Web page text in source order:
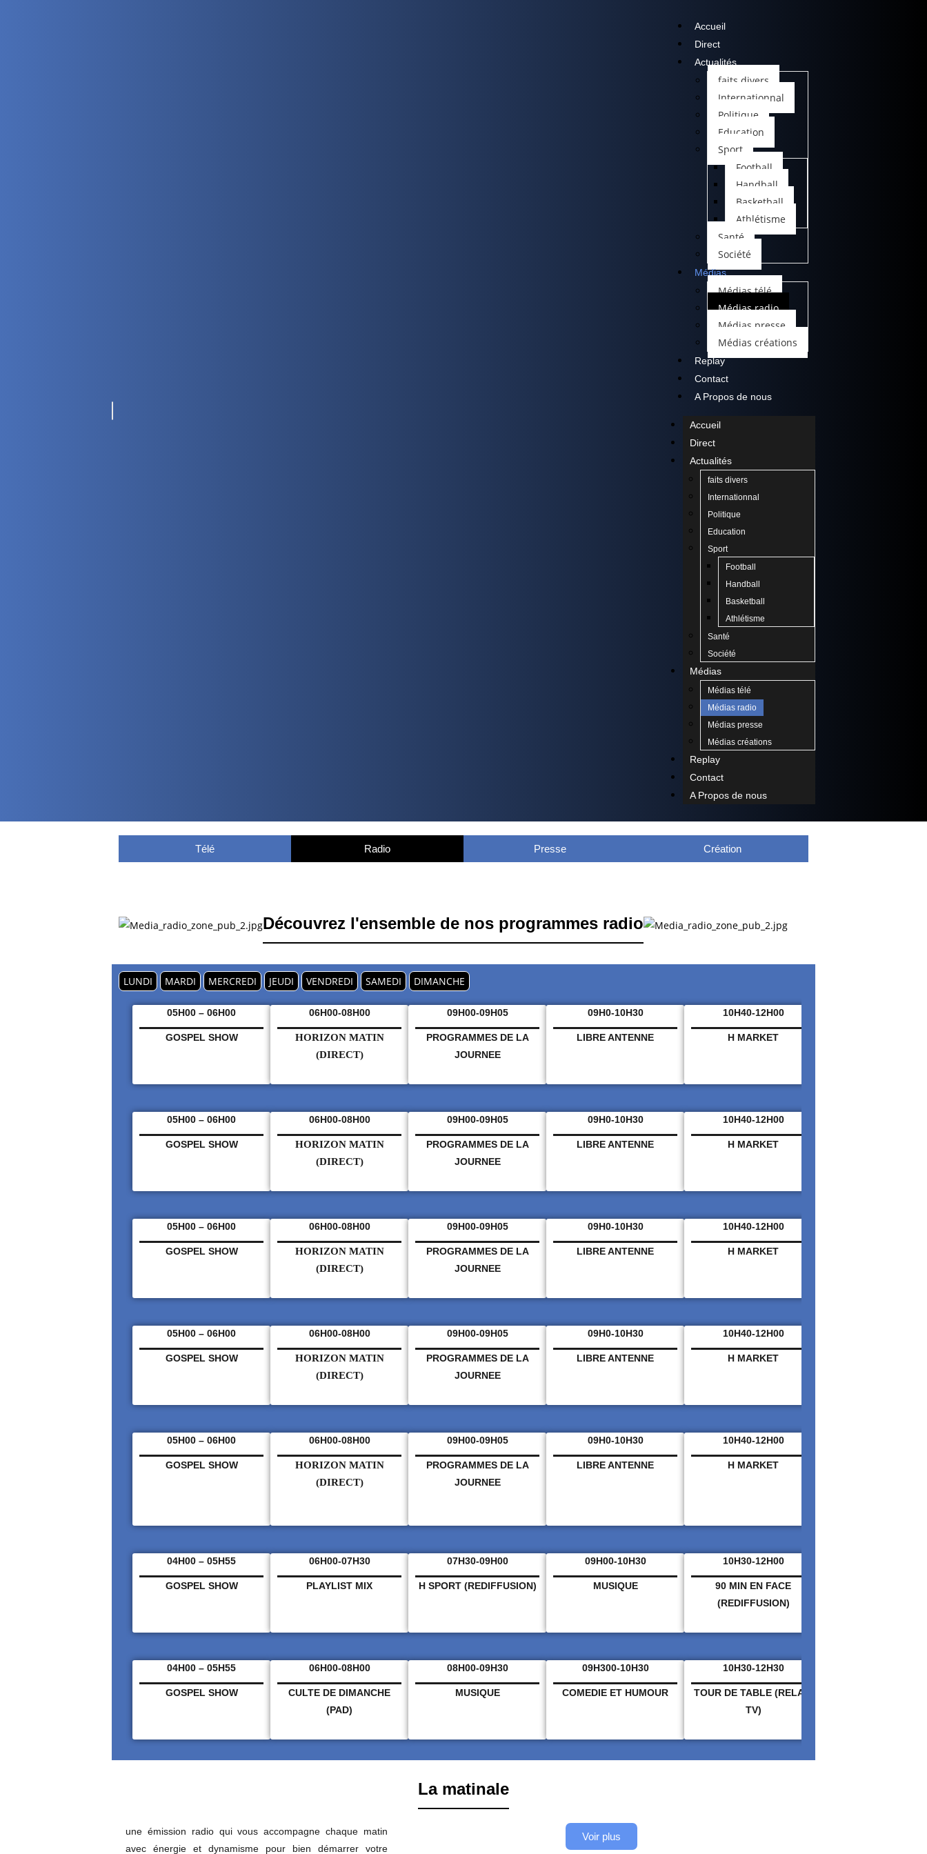
Accueil
Direct
Actualités
faits divers
Internationnal
Politique
Education
Sport
Football
Handball
Basketball
Athlétisme
Santé
Société
Médias
Médias télé
Médias radio
Médias presse
Médias créations
Replay
Contact
A Propos de nous
Accueil
Direct
Actualités
faits divers
Internationnal
Politique
Education
Sport
Football
Handball
Basketball
Athlétisme
Santé
Société
Médias
Médias télé
Médias radio
Médias presse
Médias créations
Replay
Contact
A Propos de nous
Télé Radio Presse Création
Découvrez l'ensemble de nos programmes radio
LUNDI MARDI MERCREDI JEUDI VENDREDI SAMEDI DIMANCHE
05H00 – 06H00
GOSPEL SHOW
06H00-08H00
HORIZON MATIN
(DIRECT)
09H00-09H05
PROGRAMMES DE LA
JOURNEE
09H0-10H30
LIBRE ANTENNE
10H40-12H00
H MARKET
05H00 – 06H00
GOSPEL SHOW
06H00-08H00
HORIZON MATIN
(DIRECT)
09H00-09H05
PROGRAMMES DE LA
JOURNEE
09H0-10H30
LIBRE ANTENNE
10H40-12H00
H MARKET
05H00 – 06H00
GOSPEL SHOW
06H00-08H00
HORIZON MATIN
(DIRECT)
09H00-09H05
PROGRAMMES DE LA
JOURNEE
09H0-10H30
LIBRE ANTENNE
10H40-12H00
H MARKET
05H00 – 06H00
GOSPEL SHOW
06H00-08H00
HORIZON MATIN
(DIRECT)
09H00-09H05
PROGRAMMES DE LA
JOURNEE
09H0-10H30
LIBRE ANTENNE
10H40-12H00
H MARKET
05H00 – 06H00
GOSPEL SHOW
06H00-08H00
HORIZON MATIN
(DIRECT)
09H00-09H05
PROGRAMMES DE LA
JOURNEE
09H0-10H30
LIBRE ANTENNE
10H40-12H00
H MARKET
04H00 – 05H55
GOSPEL SHOW
06H00-07H30
PLAYLIST MIX
07H30-09H00
H SPORT (REDIFFUSION)
09H00-10H30
MUSIQUE
10H30-12H00
90 MIN EN FACE
(REDIFFUSION)
04H00 – 05H55
GOSPEL SHOW
06H00-08H00
CULTE DE DIMANCHE
(PAD)
08H00-09H30
MUSIQUE
09H300-10H30
COMEDIE ET HUMOUR
10H30-12H30
TOUR DE TABLE (RELAIS
TV)
La matinale
une émission radio qui vous accompagne chaque matin
avec énergie et dynamisme pour bien démarrer votre
Voir plus